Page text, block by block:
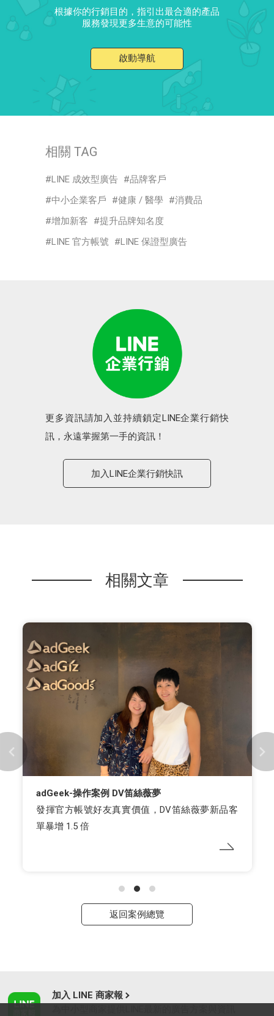
根據你的行銷目的，指引出最合適的產品
服務發現更多生意的可能性
啟動導航
相關 TAG
LINE 成效型廣告
品牌客戶
中小企業客戶
健康 / 醫學
消費品
增加新客
提升品牌知名度
LINE 官方帳號
LINE 保證型廣告
更多資訊請加入並持續鎖定LINE企業行銷快
訊，永遠掌握第一手的資訊！
加入LINE企業行銷快訊
相關文章
adGeek-操作案例 DV笛絲薇夢
發揮官方帳號好友真實價值，DV笛絲薇夢新品客
單暴增 1.5 倍
返回案例總覽
加入 LINE 商家報